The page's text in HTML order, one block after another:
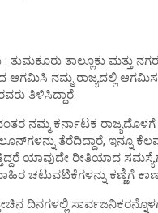
: ತುಮಕೂರು ತಾಲ್ಲೂಕು
ಆಗಮಿಸಿ ನಮ್ಮ ರಾಜ್ಯದಲ್ಲಿ ಆಗಮಿಸ
ತಿಳಿಸಿದ್ದಾರೆ.
ನಮ್ಮ ಕರ್ನಾಟಕ
ತೆರೆದಿದ್ದಾರೆ, ಇನ್ನೂ
ಯಾವುದೇ ರೀತಿಯಾದ
ಚಟುವಟಿಕೆಗಳನ್ನು ಕಣ್ಣಿಗೆ
ದಿನಗಳಲ್ಲಿ